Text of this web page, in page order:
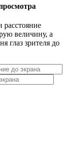
расстояние
величину, а
глаз зрителя до